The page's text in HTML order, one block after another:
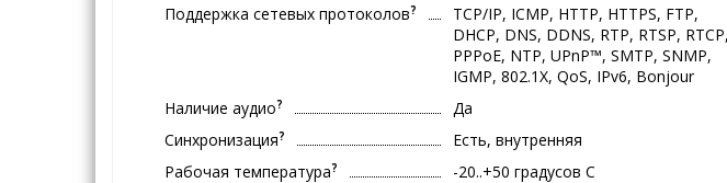
Поддержка сетевых протоколов?
TCP/IP, ICMP, HTTP, HTTPS, FTP,
DHCP, DNS, DDNS, RTP, RTSP, RTCP,
PPPoE, NTP, UPnP™, SMTP, SNMP,
IGMP, 802.1X, QoS, IPv6, Bonjour
Наличие аудио?
Да
Синхронизация?
Есть, внутренняя
Рабочая температура? -20..+50 градуcов С